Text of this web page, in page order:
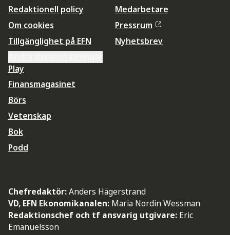
Redaktionell policy
Om cookies
Tillgänglighet på EFN
Medarbetare
Pressrum
Nyhetsbrev
Play
Finansmagasinet
Börs
Vetenskap
Bok
Podd
Chefredaktör:Anders Hägerstrand
VD, EFN Ekonomikanalen: Maria Nordin Wessman
Redaktionschef och tf ansvarig utgivare: Eric
Emanuelsson